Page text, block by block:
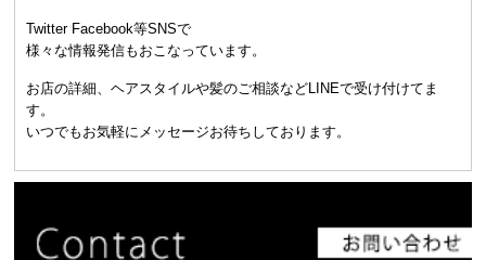
Twitter Facebook等SNSで
様々な情報発信もおこなっています。
お店の詳細、ヘアスタイルや髪のご相談などLINEで受け付けてま
す。
いつでもお気軽にメッセージお待ちしております。